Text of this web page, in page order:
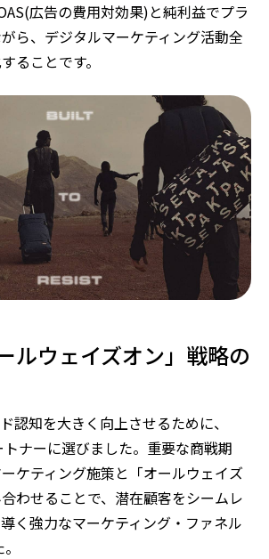
広告の費用対効果)と純利益でプラ
ら、デジタルマーケティング活動全
ることです。
ルウェイズオン」戦略の
認知を大きく向上させるために、
ナーに選びました。重要な商戦期
ケティング施策と「オールウェイズ
わせることで、潜在顧客をシームレ
く強力なマーケティング・ファネル